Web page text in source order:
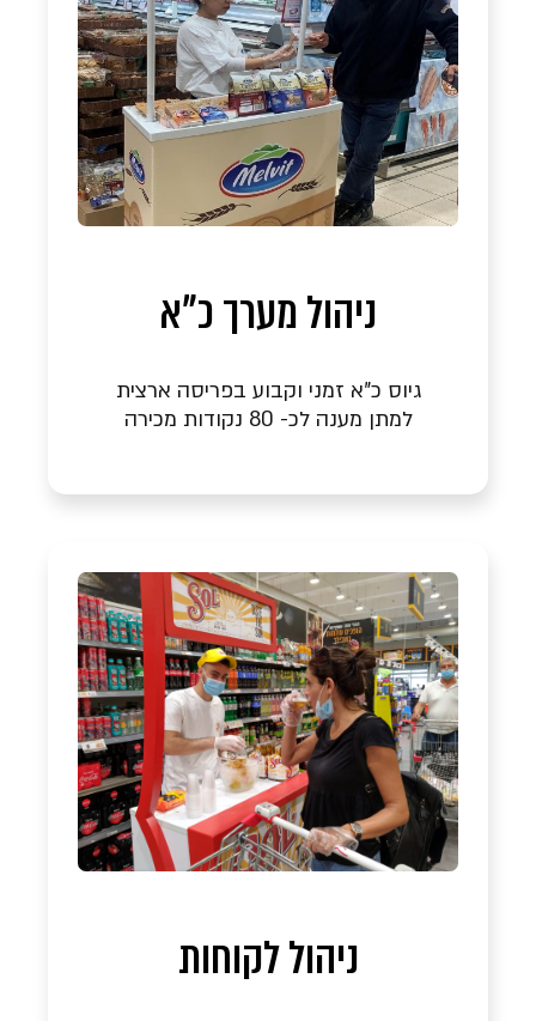
ניהול מערך כ"א
גיוס כ"א זמני וקבוע בפריסה ארצית
למתן מענה לכ- 80 נקודות מכירה
ניהול לקוחות